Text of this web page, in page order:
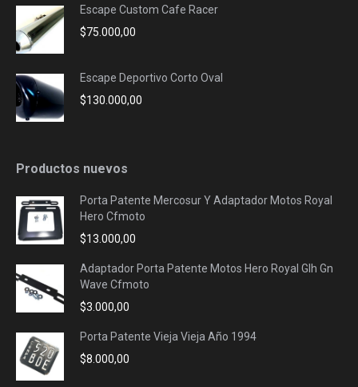
Escape Custom Cafe Racer
$75.000,00
Escape Deportivo Corto Oval
$130.000,00
Productos nuevos
Porta Patente Mercosur Y Adaptador Motos Royal
Hero Cfmoto
$13.000,00
Adaptador Porta Patente Motos Hero Royal Glh Gn
Wave Cfmoto
$3.000,00
Porta Patente Vieja Vieja Año 1994
$8.000,00